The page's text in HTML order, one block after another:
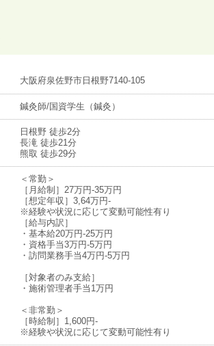
大阪府泉佐野市日根野7140-105
鍼灸師/国資学生（鍼灸）
日根野 徒歩2分
長滝 徒歩21分
熊取 徒歩29分
＜常勤＞
［月給制］27万円-35万円
［想定年収］3,64万円-
※経験や状況に応じて変動可能性有り
［給与内訳］
・基本給20万円-25万円
・資格手当3万円-5万円
・訪問業務手当4万円-5万円
［対象者のみ支給］
・施術管理者手当1万円
＜非常勤＞
［時給制］1,600円-
※経験や状況に応じて変動可能性有り